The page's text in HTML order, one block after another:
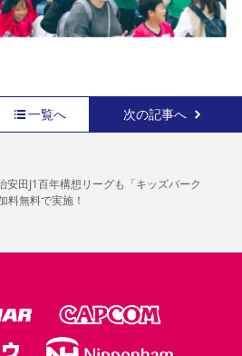
一覧へ 次の記事へ
安田J1百年構想リーグも「キッズパーク
料無料で実施！